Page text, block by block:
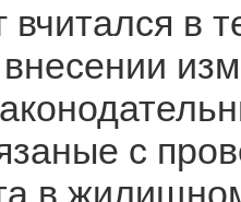
вчитался в
с
в